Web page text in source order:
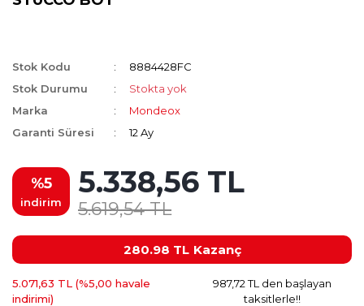
Stok Kodu
8884428FC
Stok Durumu
Stokta yok
Marka
Mondeox
Garanti Süresi
12 Ay
%5
indirim
5.338,56 TL
5.619,54 TL
280.98 TL Kazanç
5.071,63 TL (%5,00 havale
indirimi)
987,72 TL den başlayan
taksitlerle!!